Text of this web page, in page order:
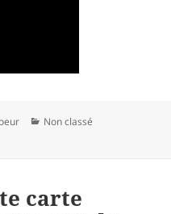
Catégories
Non classé
carte